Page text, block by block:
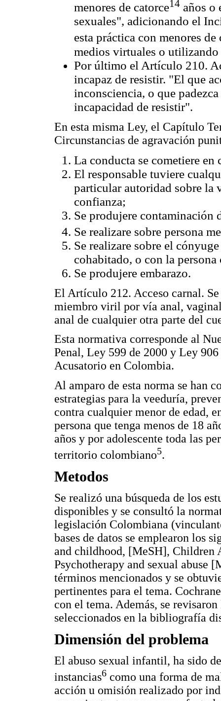
menores de catorce14 años o
sexuales", adicionando el
esta práctica con menores de
medios virtuales o
Por último el Artículo 210.
incapaz de resistir. "El que
inconsciencia, o que
incapacidad de resistir".
En esta misma Ley, el Capítulo
Circunstancias de agravación
La conducta se cometiere en
El responsable tuviere
particular autoridad sobre la
confianza;
Se produjere contaminación
Se realizare sobre persona
Se realizare sobre el
cohabitado, o con la
Se produjere embarazo.
El Artículo 212. Acceso carnal.
miembro viril por vía anal,
anal de cualquier otra parte del
Esta normativa corresponde al
Penal, Ley 599 de 2000 y Ley
Acusatorio en Colombia.
Al amparo de esta norma se han
estrategias para la veeduría,
contra cualquier menor de edad,
persona que tenga menos de 18
años y por adolescente toda las
territorio colombiano5.
Metodos
Se realizó una búsqueda de los
disponibles y se consultó la
legislación Colombiana
bases de datos se emplearon los
and childhood, [MeSH], Children
Psychotherapy and sexual abuse
términos mencionados y se
pertinentes para el tema.
con el tema. Además, se
seleccionados en la bibliografía
Dimensión del problema
El abuso sexual infantil, ha sido
instancias6 como una forma de
acción u omisión realizado por